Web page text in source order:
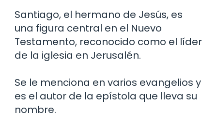
Santiago, el hermano de Jesús, es
una figura central en el Nuevo
Testamento, reconocido como el líder
de la iglesia en Jerusalén.
Se le menciona en varios evangelios y
es el autor de la epístola que lleva su
nombre.